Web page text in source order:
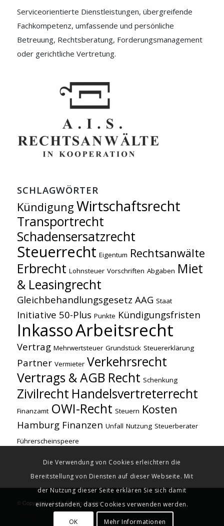
Serviceorientierte Dienstleistungen, übergreifende
Fachkompetenz, umfassende und persönliche
Betreuung, Rechtsberatung, Forderungsmanagement
oder gerichtliche Vertretung.
SCHLAGWÖRTER
Kündigung Wirtschaftsrecht
Transportrecht
Schadensersatzrecht
Steuerrecht Eigentum Rechtsanwälte
Erbrecht Lohnsteuer Vorschriften Abgaben Miet
& Leasingrecht
Gleichbehandlungsgesetz AAG Staat
Initiative 50-Plus Punkte Kündigungsfristen
InkassoArbeitsrecht
Vertrag Mehrwertsteuer Grundstück Steuererklärung
Partner Vermieter Verkehrsrecht
Vertrags & AGB Recht Schenkung
Zivilrecht Handelsvertreterrecht
Finanzamt OWI-Recht Steuern Kosten
Hamburg Finanzen Unfall Nutzung Steuerberater
Führerscheinspeere
© Copyright - A.I.S. Rechtsanwälte -powered by Enfold WordPress
Die Verwendung von Cookies erleichtern die
Bereitstellung von Diensten auf dieser Webseite. Mit
der Nutzung dieser Seite erklären Sie sich damit
einverstanden, dass Cookies verwenden werden.
OK Mehr Informationen